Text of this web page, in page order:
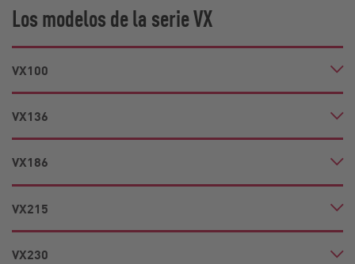
Los modelos de la serie VX
VX100
VX136
VX186
VX215
VX230